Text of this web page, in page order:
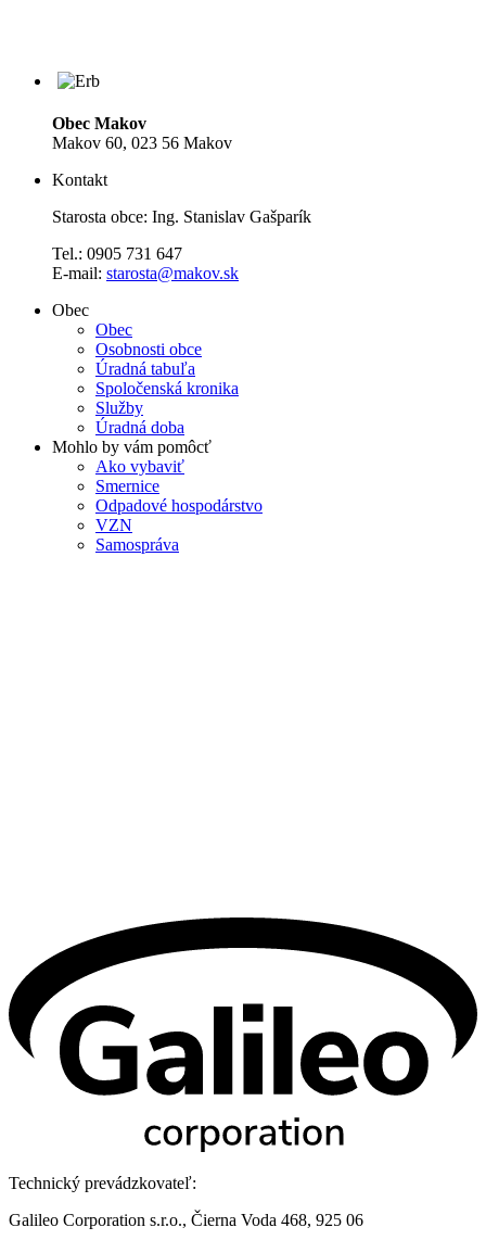
Obec Makov
Makov 60, 023 56 Makov
Kontakt
Starosta obce: Ing. Stanislav Gašparík
Tel.: 0905 731 647
E-mail: starosta@makov.sk
Obec
Obec
Osobnosti obce
Úradná tabuľa
Spoločenská kronika
Služby
Úradná doba
Mohlo by vám pomôcť
Ako vybaviť
Smernice
Odpadové hospodárstvo
VZN
Samospráva
Technický prevádzkovateľ:
Galileo Corporation s.r.o., Čierna Voda 468, 925 06